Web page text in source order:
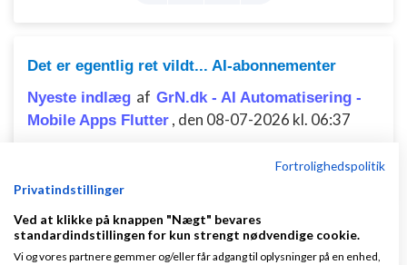
Det er egentlig ret vildt... AI-abonnementer
Nyeste indlæg af GrN.dk - AI Automatisering -
Mobile Apps Flutter , den 08-07-2026 kl. 06:37
1 svar
Fortrolighedspolitik
Privatindstillinger
Ved at klikke på knappen "Nægt" bevares
standardindstillingen for kun strengt nødvendige cookie.
Vi og vores partnere gemmer og/eller får adgang til oplysninger på en enhed,